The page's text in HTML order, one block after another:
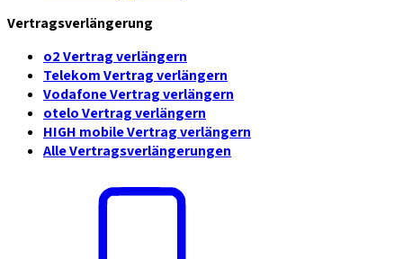
Vertragsverlängerung
o2 Vertrag verlängern
Telekom Vertrag verlängern
Vodafone Vertrag verlängern
otelo Vertrag verlängern
HIGH mobile Vertrag verlängern
Alle Vertragsverlängerungen